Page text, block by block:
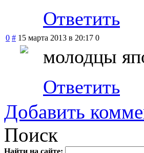
Ответить
0 # 15 марта 2013 в 20:17 0
молодцы
Ответить
Добавить
Поиск